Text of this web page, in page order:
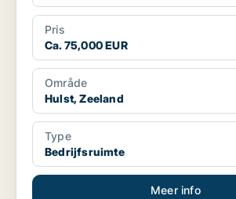
Pris
Ca. 75,000 EUR
Område
Hulst, Zeeland
Type
Bedrijfsruimte
Meer info